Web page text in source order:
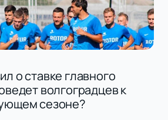
о ставке главного
волгоградцев к
сезоне?